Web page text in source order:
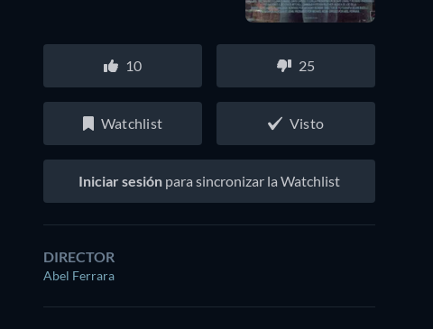
10 25
Watchlist Visto
Iniciar sesión para sincronizar la Watchlist
DIRECTOR
Abel Ferrara